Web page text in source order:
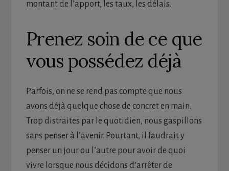
montant de l’apport, les taux, les délais.
Prenez soin de ce que
vous possédez déjà
Parfois, on ne se rend pas compte que nous
avons déjà quelque chose de concret en main.
Trop distraites par le quotidien, nous gaspillons
sans penser à l’avenir. Pourtant, il faudrait y
penser un jour ou l’autre pour avoir de quoi
vivre lorsque nous décidons d’arrêter de